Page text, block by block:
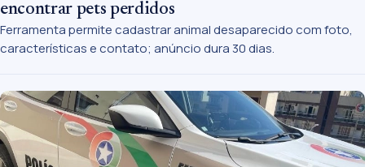
encontrar pets perdidos
Ferramenta permite cadastrar animal desaparecido com foto,
características e contato; anúncio dura 30 dias.